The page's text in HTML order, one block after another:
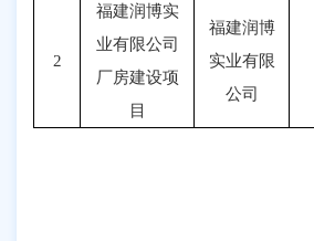
2
福建润博实
业有限公司
厂房建设项
目
福建润博
实业有限
公司